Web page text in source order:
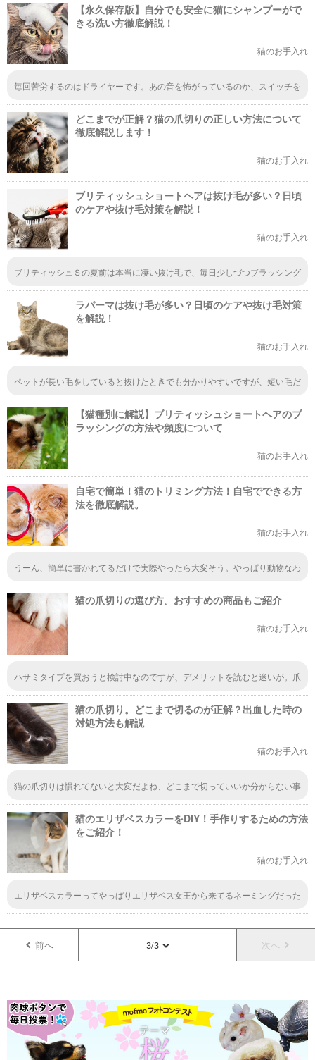
【永久保存版】自分でも安全に猫にシャンプーがで
きる洗い方徹底解説！
猫のお手入れ
毎回苦労するのはドライヤーです。あの音を怖がっているのか、スイッチを
す。音が静か目なのを用意したつもりなんですけど、それでもまだダメなん
ですよね。
どこまでが正解？猫の爪切りの正しい方法について
徹底解説します！
猫のお手入れ
ブリティッシュショートヘアは抜け毛が多い？日頃
のケアや抜け毛対策を解説！
猫のお手入れ
ブリティッシュＳの夏前は本当に凄い抜け毛で、毎日少しづつブラッシング
度行なっていますが…ふあふあは2日程度しか持ちません。3日目には毛割れ
が始まります。毛割れ防止対策はあるのでしょうか？
ラパーマは抜け毛が多い？日頃のケアや抜け毛対策
を解説！
猫のお手入れ
ペットが長い毛をしていると抜けたときでも分かりやすいですが、短い毛だ
す。それぞれに対処法はあるので、ちゃんと調べておきたいですよね。
【猫種別に解説】ブリティッシュショートヘアのブ
ラッシングの方法や頻度について
猫のお手入れ
自宅で簡単！猫のトリミング方法！自宅でできる方
法を徹底解説。
猫のお手入れ
うーん、簡単に書かれてるだけで実際やったら大変そう。やっぱり動物なわ
しく専門の方にお願いしたほうが良さそうな気がします。
猫の爪切りの選び方。おすすめの商品もご紹介
猫のお手入れ
ハサミタイプを買おうと検討中なのですが、デメリットを読むと迷いが。爪
ったり刃を当てる位置が悪かったりすると割れてしまうのはどうだろう。も
うちょっと考えよう。猫の爪切り。どこまで切るのが正解？出血した時の
対処方法も解説
猫のお手入れ
猫の爪切りは慣れてないと大変だよね、どこまで切っていいか分からない事
猫のエリザベスカラーをDIY！手作りするための方法
をご紹介！
猫のお手入れ
エリザベスカラーってやっぱりエリザベス女王から来てるネーミングだった
ｗｗ
前へ 3/3 次へ